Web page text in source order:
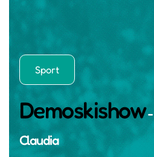
Sport
Demoskishow-
Claudia